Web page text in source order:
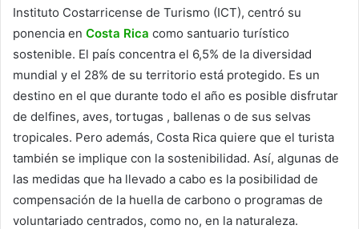
Instituto Costarricense de Turismo (ICT), centró su
ponencia en Costa Rica como santuario turístico
sostenible. El país concentra el 6,5% de la diversidad
mundial y el 28% de su territorio está protegido. Es un
destino en el que durante todo el año es posible disfrutar
de delfines, aves, tortugas , ballenas o de sus selvas
tropicales. Pero además, Costa Rica quiere que el turista
también se implique con la sostenibilidad. Así, algunas de
las medidas que ha llevado a cabo es la posibilidad de
compensación de la huella de carbono o programas de
voluntariado centrados, como no, en la naturaleza.